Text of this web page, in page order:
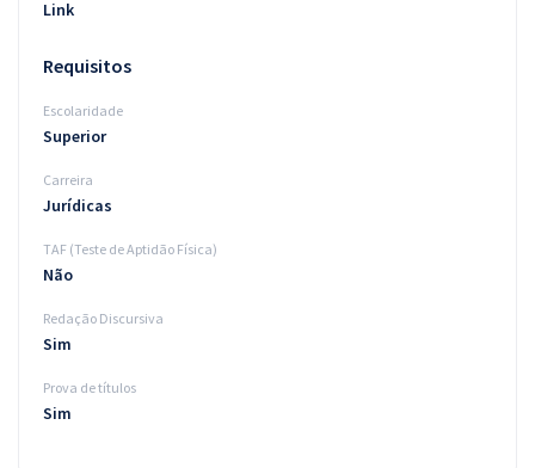
Link
Requisitos
Escolaridade
Superior
Carreira
Jurídicas
TAF (Teste de Aptidão Física)
Não
Redação Discursiva
Sim
Prova de títulos
Sim